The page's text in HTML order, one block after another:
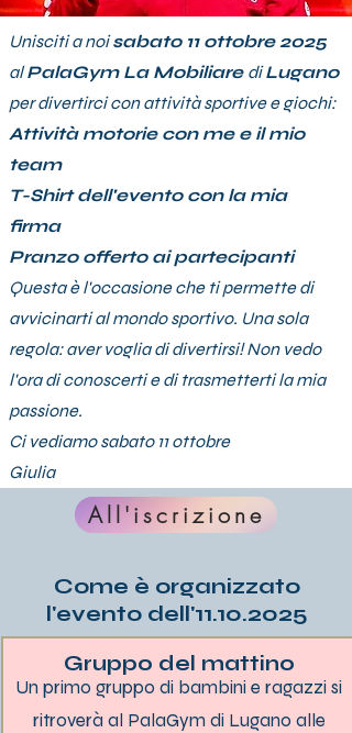
Unisciti a noisabato 11 ottobre 2025
alPalaGym La Mobiliare diLugano
per divertirci con attività sportive e giochi:
Attività motorie con me e il mio
team
T-Shirt dell'evento con la mia
firma
Pranzo offerto ai partecipanti
Questa è l'occasione che ti permette di
avvicinarti al mondo sportivo. Una sola
regola: aver voglia di divertirsi! Non vedo
l'ora di conoscerti e di trasmetterti la mia
passione.
Ci vediamo sabato 11 ottobre
Giulia
All'iscrizione
Come è organizzato
l'evento dell'11.10.2025
Gruppo del mattino
Un primo gruppo di bambini e ragazzi si
ritroverà al PalaGym di Lugano alle